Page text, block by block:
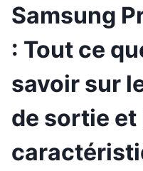
Samsung
: Tout ce
savoir sur
de sortie et